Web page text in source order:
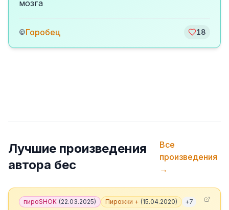
мозга
©Горобец 18
Лучшие произведения
автора бес
Все
произведения
→
пироSHOK (22.03.2025) Пирожки + (15.04.2020) +7